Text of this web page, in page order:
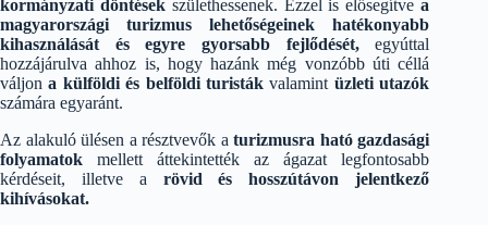
kormányzati döntésekszülethessenek. Ezzel is elősegítvea
magyarországi turizmus lehetőségeinek hatékonyabb
kihasználását és egyre gyorsabb fejlődését,egyúttal
hozzájárulva ahhoz is, hogy hazánk még vonzóbb úti céllá
váljon a külföldi és belföldi turistákvalamint üzleti utazók
számára egyaránt.
Az alakuló ülésen a résztvevők aturizmusra ható gazdasági
folyamatok mellett áttekintették az ágazat legfontosabb
kérdéseit, illetve a rövid és hosszútávon jelentkező
kihívásokat.